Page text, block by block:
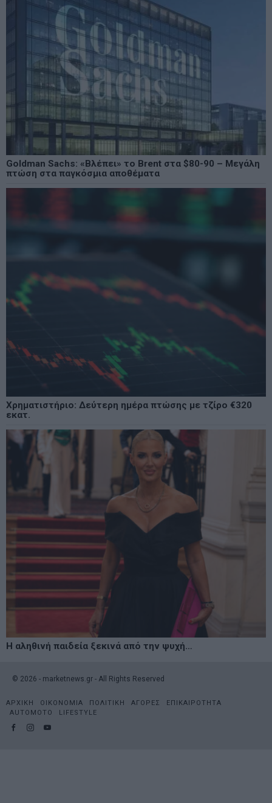
Goldman Sachs: «Βλέπει» το Brent στα $80-90 – Μεγάλη
πτώση στα παγκόσμια αποθέματα
Χρηματιστήριο: Δεύτερη ημέρα πτώσης με τζίρο €320
εκατ.
Η αληθινή παιδεία ξεκινά από την ψυχή…
© 2026 - marketnews.gr - All Rights Reserved
ΑΡΧΙΚΗ ΟΙΚΟΝΟΜΙΑ ΠΟΛΙΤΙΚΗ ΑΓΟΡΕΣ
ΕΠΙΚΑΙΡΟΤΗΤΑ
AUTOMOTO
LIFESTYLE